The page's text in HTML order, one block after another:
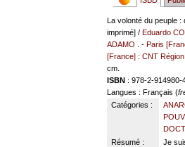
La volonté du peuple
imprimé] /Eduardo
ADAMO
. -Paris
[France] : CNT
cm.
ISBN : 978-2-914980-
Langues : Français (
Catégories :
Résumé :
Je